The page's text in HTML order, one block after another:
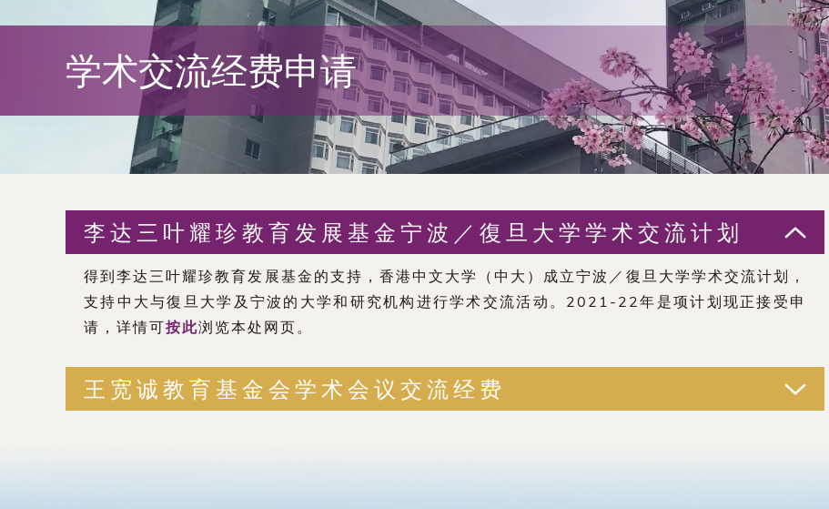
学
术
交
区）
学术交流经费申请
李达三叶耀珍教育发展基金宁波／復旦大学学术交流计划
得到李达三叶耀珍教育发展基金的支持，香港中文大学（中大）成立宁波／復旦大学学术交流计划，
支持中大与復旦大学及宁波的大学和研究机构进行学术交流活动。2021-22年是项计划现正接受申
请，详情可按此浏览本处网页。
王宽诚教育基金会学术会议交流经费